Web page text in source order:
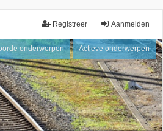
Aanmelden
Registreer
onderwerpen Actieve onderwerpen